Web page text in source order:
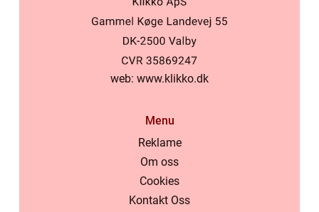
web: www.klikko.dk
Menu
Reklame
Om oss
Cookies
Kontakt Oss